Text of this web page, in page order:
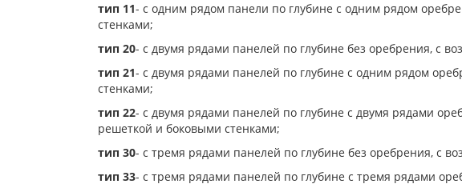
тип 11- с одним рядом панели по глубине с одним рядом
стенками;
тип 20- с двумя рядами панелей по глубине без оребрения, с
тип 21- с двумя рядами панелей по глубине с одним рядом
стенками;
тип 22- с двумя рядами панелей по глубине с двумя рядами
решеткой и боковыми стенками;
тип 30- с тремя рядами панелей по глубине без оребрения, с
тип 33- с тремя рядами панелей по глубине с тремя рядами